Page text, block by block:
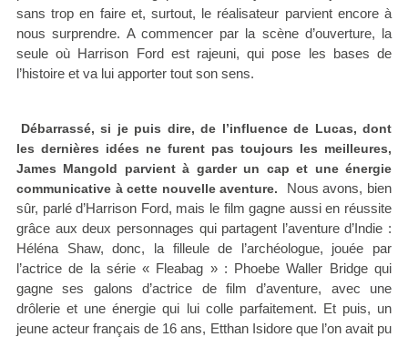
sans trop en faire et, surtout, le réalisateur parvient encore à
nous surprendre. A commencer par la scène d’ouverture, la
seule où Harrison Ford est rajeuni, qui pose les bases de
l’histoire et va lui apporter tout son sens.
Débarrassé, si je puis dire, de l’influence de Lucas, dont
les dernières idées ne furent pas toujours les meilleures,
James Mangold parvient à garder un cap et une énergie
communicative à cette nouvelle aventure.
Nous avons, bien
sûr, parlé d’Harrison Ford, mais le film gagne aussi en réussite
grâce aux deux personnages qui partagent l’aventure d’Indie :
Héléna Shaw, donc, la filleule de l’archéologue, jouée par
l’actrice de la série « Fleabag » : Phoebe Waller Bridge qui
gagne ses galons d’actrice de film d’aventure, avec une
drôlerie et une énergie qui lui colle parfaitement. Et puis, un
jeune acteur français de 16 ans, Etthan Isidore que l’on avait pu